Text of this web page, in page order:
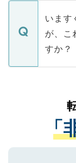
に、医
みを人
ています
の辞退
個人情
で、ご
などで
ご本人
支援を
ている
は、個
管理基
る、プ
います
が、こ
すか？
かがい
経験を
させて
ない方
ので、
「